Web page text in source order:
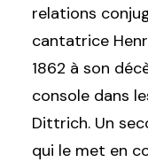
relations
cantatrice
1862 à son
console dans
Dittrich. Un
qui le met en